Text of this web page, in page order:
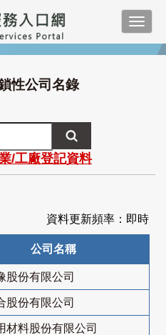
性公司名錄
/工廠登記資料
資料更新頻率：即時
公司名稱
股份有限公司
股份有限公司
材料股份有限公司